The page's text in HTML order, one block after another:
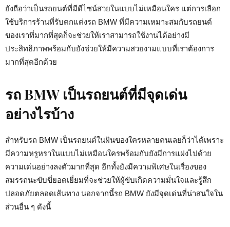
ยังถือว่าเป็นรถยนต์ที่มีดีไซน์สวยในแบบไม่เหมือนใคร แต่การเลือก
ใช้บริการร้านที่รับตกแต่งรถ BMW ที่มีความเหมาะสมกับรถยนต์
ของเราที่มากที่สุดก็จะช่วยให้เราสามารถใช้งานได้อย่างมี
ประสิทธิภาพพร้อมกับยังช่วยให้มีความสวยงามแบบที่เราต้องการ
มากที่สุดอีกด้วย
รถ BMW เป็นรถยนต์ที่มีจุดเด่น
อย่างไรบ้าง
สำหรับรถ BMW เป็นรถยนต์ในฝันของใครหลายคนเลยก็ว่าได้เพราะ
มีความหรูหราในแบบไม่เหมือนใครพร้อมกับยังมีการแฝงไปด้วย
ความเด่นอย่างลงตัวมากที่สุด อีกทั้งยังมีความพิเศษในเรื่องของ
สมรรถนะขับขี่ยอดเยี่ยมที่จะช่วยให้ผู้ขับเกิดความมั่นใจและรู้สึก
ปลอดภัยตลอดเส้นทาง นอกจากนี้รถ BMW ยังมีจุดเด่นที่น่าสนใจใน
ส่วนอื่น ๆ ดังนี้